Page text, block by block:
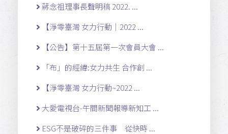
蔣念祖理事長聲明稿 2022. ...
【淨零臺灣 女力行動｜2022 ...
【公告】第十五屆第一次會員大會 ...
「布」的經緯:女力共生 合作創 ...
【淨零臺灣 女力行動~2022 ...
大愛電視台-午間新聞報導新知工 ...
ESG不是破碎的三件事 從快時 ...